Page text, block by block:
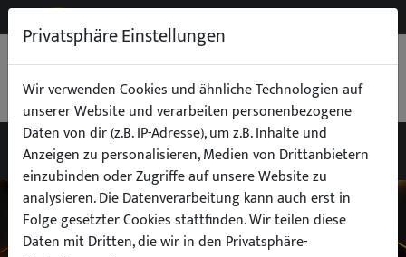
0,00 €
Wähle dein Auto
Privatsphäre Einstellungen
Wir verwenden Cookies und ähnliche Technologien auf
unserer Website und verarbeiten personenbezogene
Daten von dir (z.B. IP-Adresse), um z.B. Inhalte und
Anzeigen zu personalisieren, Medien von Drittanbietern
einzubinden oder Zugriffe auf unsere Website zu
analysieren. Die Datenverarbeitung kann auch erst in
Folge gesetzter Cookies stattfinden. Wir teilen diese
Daten mit Dritten, die wir in den Privatsphäre-